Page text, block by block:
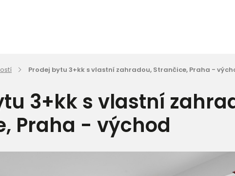
Prodej bytu 3+kk s vlastní zahradou, Strančice, Praha -
3+kk s vlastní
Praha - východ